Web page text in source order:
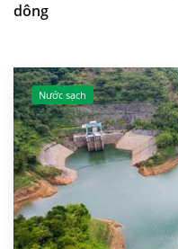
dông
Nước sạch